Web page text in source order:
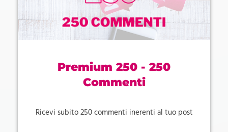
Premium 250 - 250
Commenti
Ricevi subito 250 commenti inerenti al tuo post